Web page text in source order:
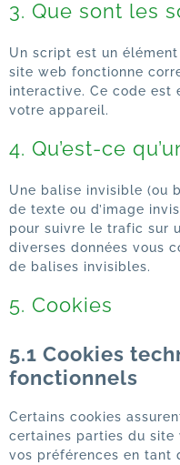
3. Que sont les
Un script est un
site web fonctionne
interactive. Ce code est
votre appareil.
4. Qu’est-ce
Une balise invisible (ou
de texte ou d’image
pour suivre le trafic sur
diverses données vous
de balises invisibles.
5. Cookies
5.1 Cookies
fonctionnels
Certains cookies
certaines parties du
vos préférences en tant